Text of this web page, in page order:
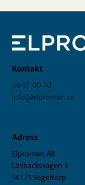
Kontakt
08-97 00 70
info@elproman.se
Adress
Elproman AB
Lövbacksvägen 3
141 71 Segeltorp